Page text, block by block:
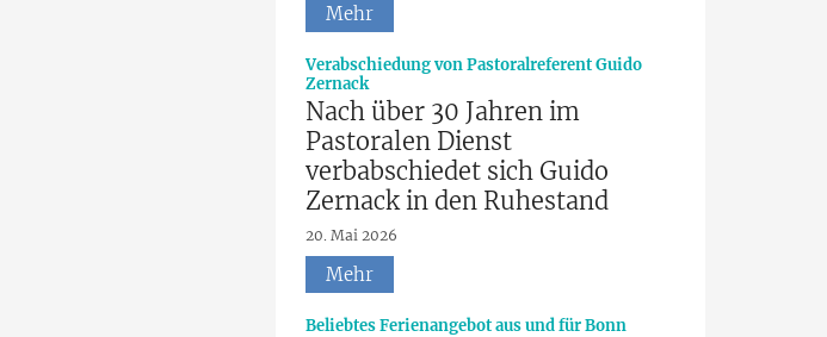
Mehr
Verabschiedung von Pastoralreferent Guido
Zernack:
Nach über 30 Jahren im
Pastoralen Dienst
verbabschiedet sich Guido
Zernack in den Ruhestand
20. Mai 2026
Mehr
Beliebtes Ferienangebot aus und für Bonn